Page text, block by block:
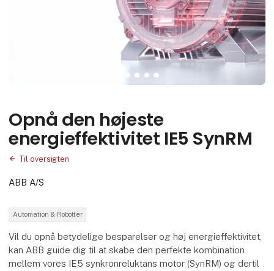
Opnå den højeste
energieffektivitet IE5 SynRM
Til oversigten
ABB A/S
Automation & Robotter
Vil du opnå betydelige besparelser og høj energieffektivitet,
kan ABB guide dig til at skabe den perfekte kombination
mellem vores IE5 synkronreluktans motor (SynRM) og dertil